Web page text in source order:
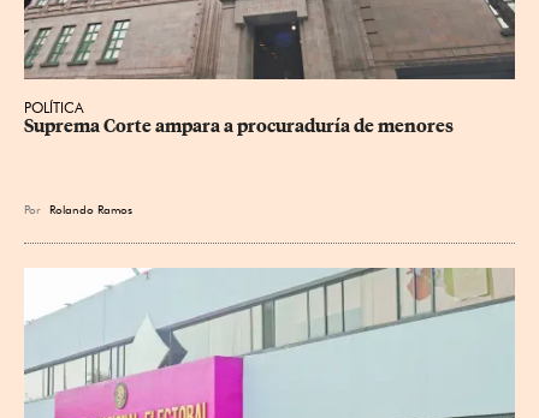
POLÍTICA
Suprema Corte ampara a procuraduría de menores
Por Rolando Ramos